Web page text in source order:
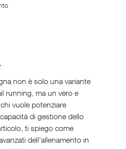
non è solo una variante
running, ma un vero e
vuole potenziare
di gestione dello
ti spiego come
dell’allenamento in